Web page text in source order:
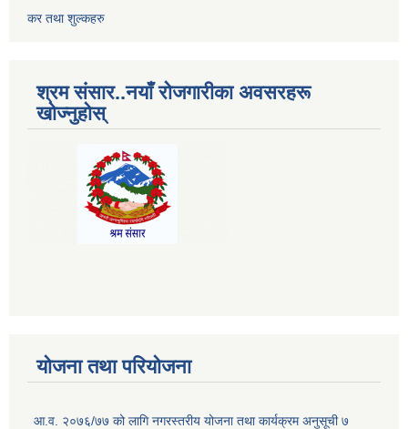
कर तथा शुल्कहरु
श्रम संसार..नयाँ रोजगारीका अवसरहरू
खोज्नुहोस्
योजना तथा परियोजना
आ.व. २०७६/७७ को लागि नगरस्तरीय योजना तथा कार्यक्रम अनुसूची ७